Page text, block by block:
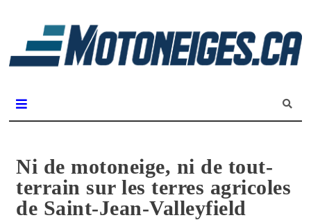
Ni de motoneige, ni de tout-
terrain sur les terres agricoles
de Saint-Jean-Valleyfield